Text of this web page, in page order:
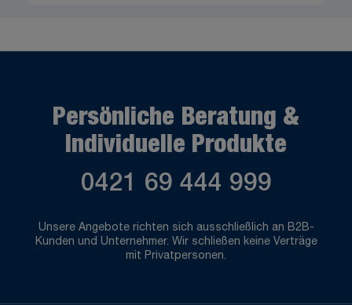
Persönliche Beratung &
Individuelle Produkte
0421 69 444 999
Unsere Angebote richten sich ausschließlich an B2B-
Kunden und Unternehmer. Wir schließen keine Verträge
mit Privatpersonen.